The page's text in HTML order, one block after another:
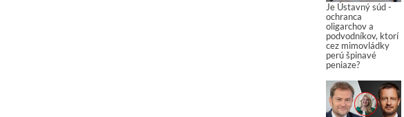
Je Ústavný súd -
ochranca
oligarchov a
podvodníkov, ktorí
cez mimovládky
perú špinavé
peniaze?